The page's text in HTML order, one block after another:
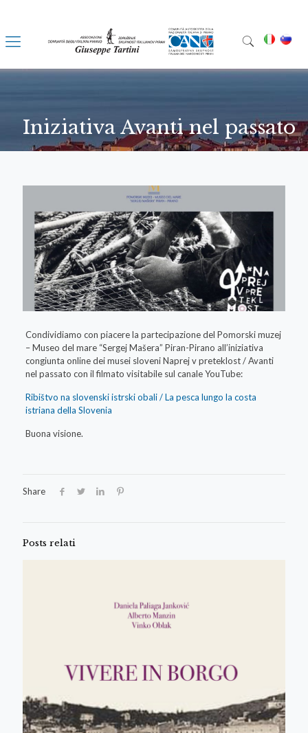
Iniziativa Avanti nel passato
Condividiamo con piacere la partecipazione del Pomorski muzej
– Museo del mare “Sergej Mašera” Piran-Pirano all’iniziativa
congiunta online dei musei sloveni Naprej v preteklost / Avanti
nel passato con il filmato visitabile sul canale YouTube:
Ribištvo na slovenski istrski obali / La pesca lungo la costa
istriana della Slovenia
Buona visione.
Share
Posts relati